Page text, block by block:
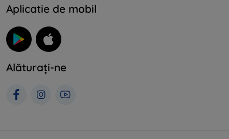
Aplicatie de mobil
Alăturați-ne